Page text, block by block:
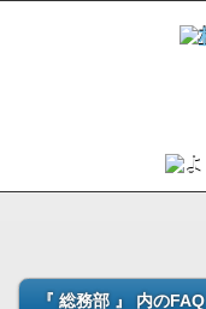
『 総務部 』 内のFAQ